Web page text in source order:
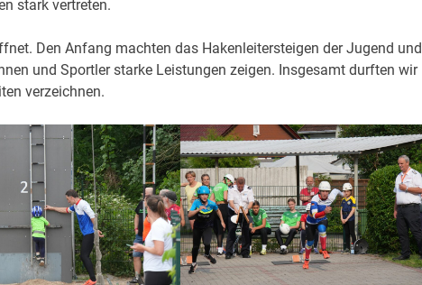
stark vertreten.
Den Anfang machten das Hakenleitersteigen der Jugend und
und Sportler starke Leistungen zeigen. Insgesamt durften wir
verzeichnen.